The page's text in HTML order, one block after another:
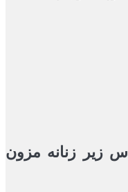
زیر زنانه مزون